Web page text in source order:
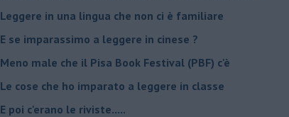
Leggere in una lingua che non ci è familiare
​E se imparassimo a leggere in cinese ?
​Meno male che il Pisa Book Festival (PBF) c'è
​Le cose che ho imparato a leggere in classe
​E poi c'erano le riviste.....